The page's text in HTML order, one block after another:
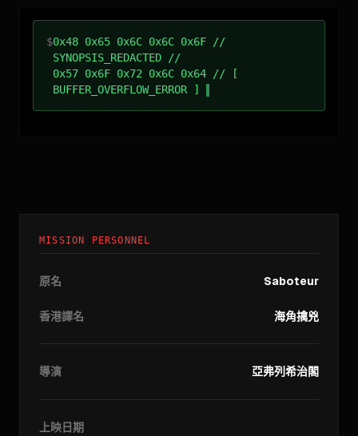
$0x48 0x65 0x6C 0x6C 0x6F //
SYNOPSIS_REDACTED //
0x57 0x6F 0x72 0x6C 0x64 // [
BUFFER_OVERFLOW_ERROR ]
MISSION PERSONNEL
原名 Saboteur
香港譯名 海角擒兇
導演 亞弗列希治閣
上映日期